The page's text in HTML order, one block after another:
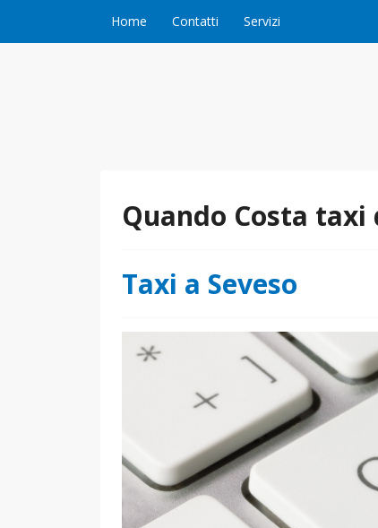
Home Contatti Servizi
Quando Costa taxi
Taxi a Seveso